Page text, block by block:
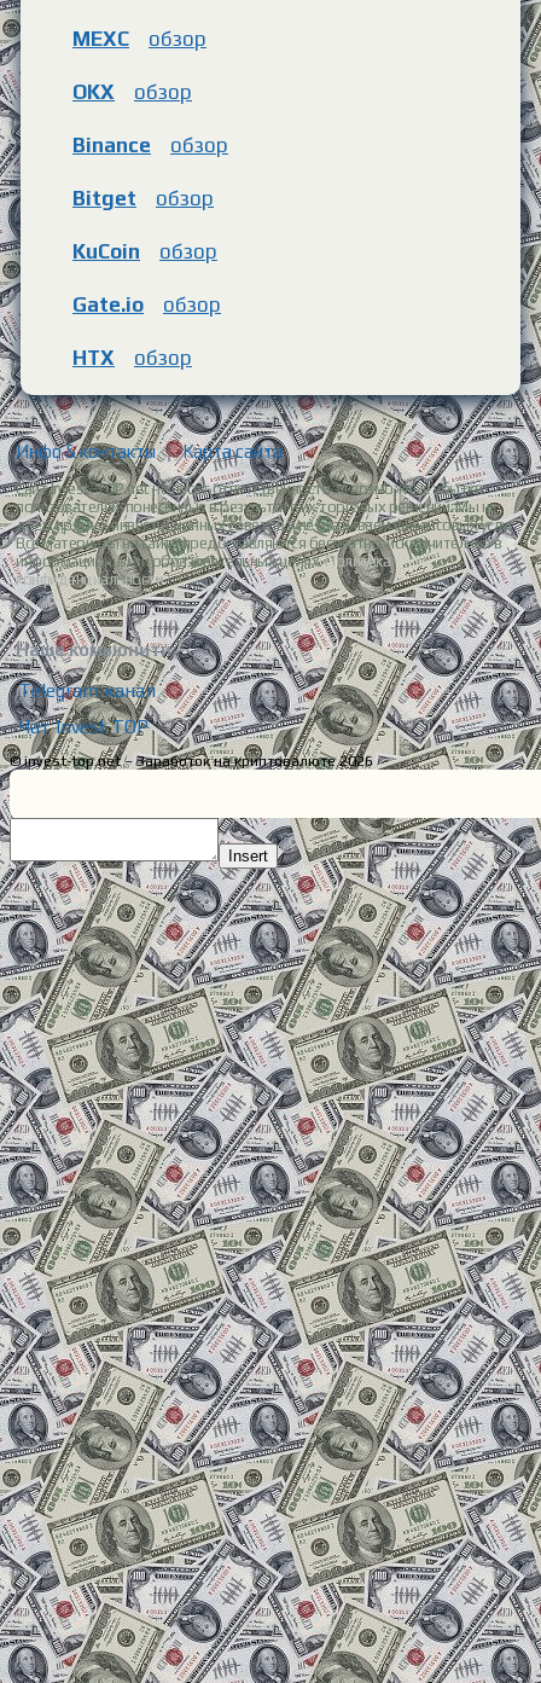
MEXC обзор
OKX обзор
Binance обзор
Bitget обзор
KuCoin обзор
Gate.io обзор
HTX обзор
Инфо & контакты | Карта сайта
Сайт Invest-TOP.net не несет ответственности за возможные убытки
пользователей, понесенные в результате их торговых решений. Мы не
даем прямых инвестиционных советов и не оказываем финансовых услуг.
Все материалы на сайте предоставляются бесплатно, исключительно в
информационных и образовательных целях.Политика
конфиденциальности.
Наше комьюнити:
Telegram канал
Чат Invest TOP
© invest-top.net – Заработок на криптовалюте 2026
Insert